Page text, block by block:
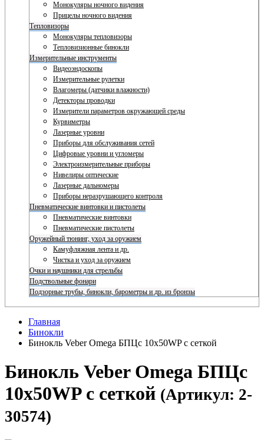
Монокуляры ночного видения
Прицелы ночного видения
Тепловизоры
Монокуляры тепловизоры
Тепловизионные бинокли
Измерительные инструменты
Видеоэндоскопы
Измерительные рулетки
Влагомеры (датчики влажности)
Детекторы проводки
Измерители параметров окружающей среды
Курвиметры
Лазерные уровни
Приборы для обслуживания сетей
Цифровые уровни и угломеры
Электроизмерительные приборы
Нивелиры оптические
Лазерные дальномеры
Приборы неразрушающего контроля
Пневматические винтовки и пистолеты
Пневматические винтовки
Пневматические пистолеты
Оружейный тюнинг, уход за оружием
Камуфляжная лента и др.
Чистка и уход за оружием
Очки и наушники для стрельбы
Подствольные фонари
Подзорные трубы, бинокли, барометры и др. из бронзы
Главная
Бинокли
Бинокль Veber Omega БПЦс 10x50WP с сеткой
Бинокль Veber Omega БПЦс
10x50WP с сеткой (Артикул: 2-
30574)